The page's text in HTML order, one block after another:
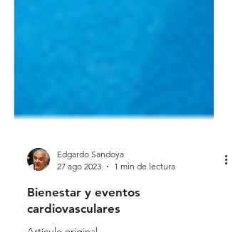
27 ago 2023
1 min de lectura
Bienestar y eventos